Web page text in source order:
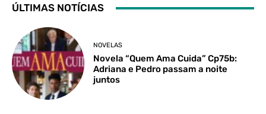
ÚLTIMAS NOTÍCIAS
NOVELAS
Novela “Quem Ama Cuida” Cp75b:
Adriana e Pedro passam a noite
juntos